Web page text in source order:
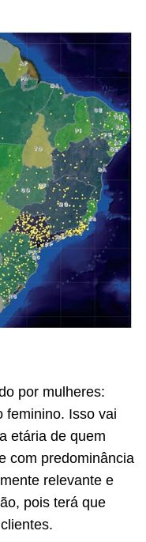
por mulheres:
feminino. Isso vai
etária de quem
com predominância
relevante e
pois terá que